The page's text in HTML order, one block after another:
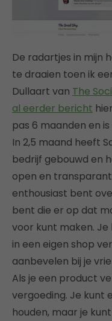
De radartjes in mijn
te draaien toen ik
Dullaart van The
al eerder bericht
pas 6 maanden en
In 2,5 maand heeft
bedrijf gebouwd en
open en
enthousiast bent
bent die er op dat
voor kunt maken.
in een eigen shop
aanbevelen bij je
Als je een product
vergoeding. Je kunt
houden, maar je